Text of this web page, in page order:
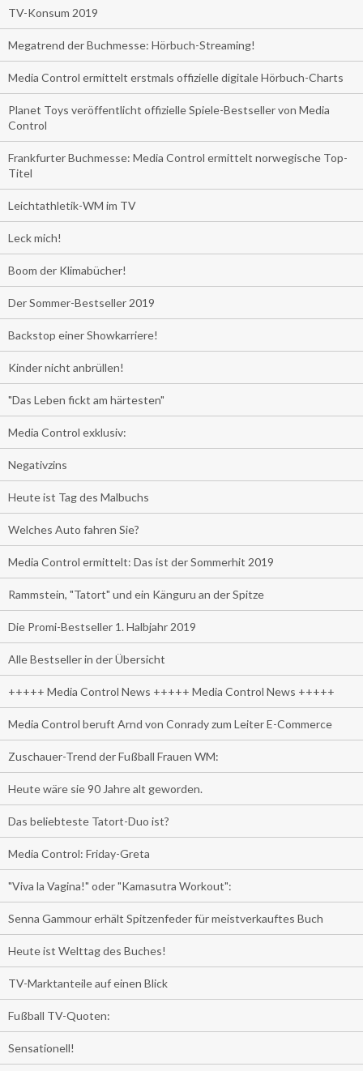
TV-Konsum 2019
Megatrend der Buchmesse: Hörbuch-Streaming!
Media Control ermittelt erstmals offizielle digitale Hörbuch-Charts
Planet Toys veröffentlicht offizielle Spiele-Bestseller von Media
Control
Frankfurter Buchmesse: Media Control ermittelt norwegische Top-
Titel
Leichtathletik-WM im TV
Leck mich!
Boom der Klimabücher!
Der Sommer-Bestseller 2019
Backstop einer Showkarriere!
Kinder nicht anbrüllen!
"Das Leben fickt am härtesten"
Media Control exklusiv:
Negativzins
Heute ist Tag des Malbuchs
Welches Auto fahren Sie?
Media Control ermittelt: Das ist der Sommerhit 2019
Rammstein, "Tatort" und ein Känguru an der Spitze
Die Promi-Bestseller 1. Halbjahr 2019
Alle Bestseller in der Übersicht
+++++ Media Control News +++++ Media Control News +++++
Media Control beruft Arnd von Conrady zum Leiter E-Commerce
Zuschauer-Trend der Fußball Frauen WM:
Heute wäre sie 90 Jahre alt geworden.
Das beliebteste Tatort-Duo ist?
Media Control: Friday-Greta
"Viva la Vagina!" oder "Kamasutra Workout":
Senna Gammour erhält Spitzenfeder für meistverkauftes Buch
Heute ist Welttag des Buches!
TV-Marktanteile auf einen Blick
Fußball TV-Quoten:
Sensationell!